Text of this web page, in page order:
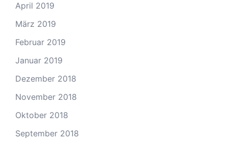
April 2019
März 2019
Februar 2019
Januar 2019
Dezember 2018
November 2018
Oktober 2018
September 2018